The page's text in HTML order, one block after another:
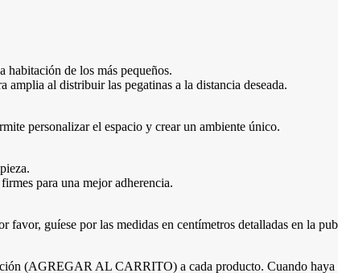
de los más pequeños.
al distribuir las pegatinas a la distancia deseada.
personalizar el espacio y crear un ambiente único.
para una mejor adherencia.
favor, guíese por las medidas en centímetros detalladas en la
(AGREGAR AL CARRITO) a cada producto. Cuando